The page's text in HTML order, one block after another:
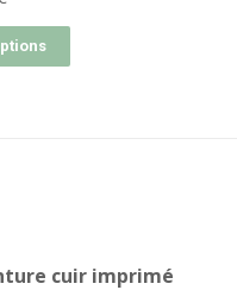
cuir imprimé